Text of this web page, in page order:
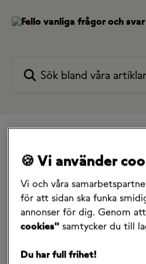
Jag vill beställa nytt eller spärra
Vad händer efter att jag spärrat
Vad händer
spärrat mitt
🍪 Vi använder
Vi och våra
för att sidan ska funka
annonser för dig. Genom
cookies" samtycker du till
Du har full frihet!